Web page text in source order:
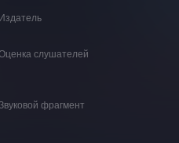
слушателей
фрагмент